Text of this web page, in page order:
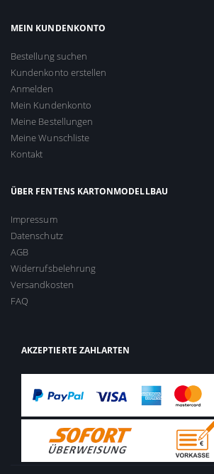
MEIN KUNDENKONTO
Bestellung suchen
Kundenkonto erstellen
Anmelden
Mein Kundenkonto
Meine Bestellungen
Meine Wunschliste
Kontakt
ÜBER FENTENS KARTONMODELLBAU
Impressum
Datenschutz
AGB
Widerrufsbelehrung
Versandkosten
FAQ
AKZEPTIERTE ZAHLARTEN